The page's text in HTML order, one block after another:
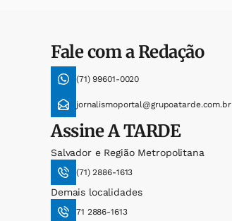
Fale com a Redação
(71) 99601-0020
jornalismoportal@grupoatarde.com.br
AssineA TARDE
Salvador e Região Metropolitana
(71) 2886-1613
Demais localidades
71 2886-1613